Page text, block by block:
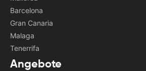
Barcelona
Gran Canaria
Malaga
Tenerrifa
Angebote